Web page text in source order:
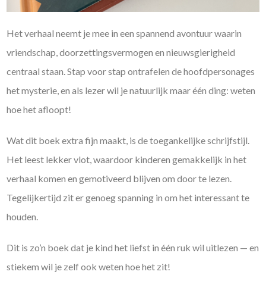
Het verhaal neemt je mee in een spannend avontuur waarin
vriendschap, doorzettingsvermogen en nieuwsgierigheid
centraal staan. Stap voor stap ontrafelen de hoofdpersonages
het mysterie, en als lezer wil je natuurlijk maar één ding: weten
hoe het afloopt!
Wat dit boek extra fijn maakt, is de toegankelijke schrijfstijl.
Het leest lekker vlot, waardoor kinderen gemakkelijk in het
verhaal komen en gemotiveerd blijven om door te lezen.
Tegelijkertijd zit er genoeg spanning in om het interessant te
houden.
Dit is zo’n boek dat je kind het liefst in één ruk wil uitlezen — en
stiekem wil je zelf ook weten hoe het zit!